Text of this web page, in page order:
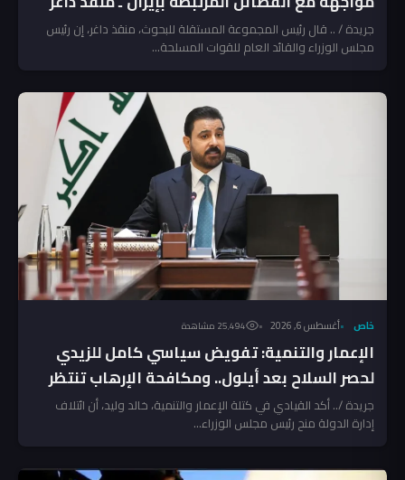
جريدة / .. قال رئيس المجموعة المستقلة للبحوث، منقذ داغر، إن رئيس
مجلس الوزراء والقائد العام للقوات المسلحة...
خاص أغسطس 6, 2026 25٬494 مشاهدة
الإعمار والتنمية: تفويض سياسي كامل للزيدي
لحصر السلاح بعد أيلول.. ومكافحة الإرهاب تنتظر
المخالفين!
جريدة /.. أكد القيادي في كتلة الإعمار والتنمية، خالد وليد، أن ائتلاف
إدارة الدولة منح رئيس مجلس الوزراء...